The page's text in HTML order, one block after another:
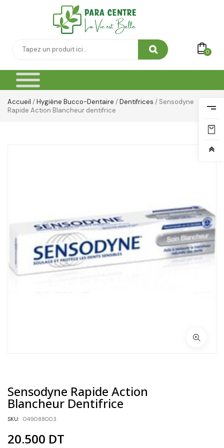
0
Accueil /Hygiène Bucco-Dentaire /Dentifrices / Sensodyne
Rapide Action Blancheur dentifrice
Sensodyne Rapide Action
Blancheur Dentifrice
SKU: 049088003
20.500 DT
Thé & Tisanes